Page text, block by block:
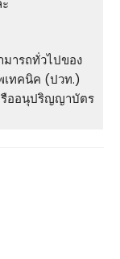
ารถทั่วไปของ
เทคนิค (ปวท.)
ออนุปริญญาบัตร